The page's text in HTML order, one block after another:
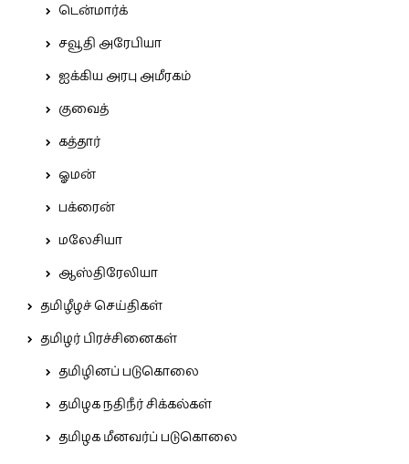
டென்மார்க்
சவூதி அரேபியா
ஐக்கிய அரபு அமீரகம்
குவைத்
கத்தார்
ஓமன்
பக்ரைன்
மலேசியா
ஆஸ்திரேலியா
தமிழீழச் செய்திகள்
தமிழர் பிரச்சினைகள்
தமிழினப் படுகொலை
தமிழக நதிநீர் சிக்கல்கள்
தமிழக மீனவர்ப் படுகொலை